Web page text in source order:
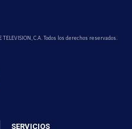
TELEVISION, C.A. Todos los derechos reservados.
SERVICIOS